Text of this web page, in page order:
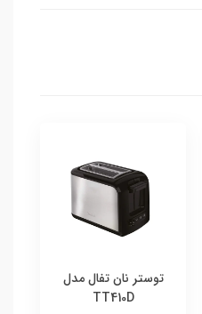
توستر نان تفال مدل
TT410D